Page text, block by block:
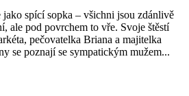
jako spící sopka – všichni jsou zdánlivě
ale pod povrchem to vře. Svoje štěstí
pečovatelka Briana a majitelka
se poznají se sympatickým mužem...